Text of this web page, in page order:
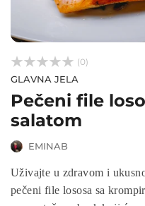


 (0)
GLAVNA JELA
Pečeni file
salatom
EMINAB
Uživajte u zdravom i
pečeni file lososa sa